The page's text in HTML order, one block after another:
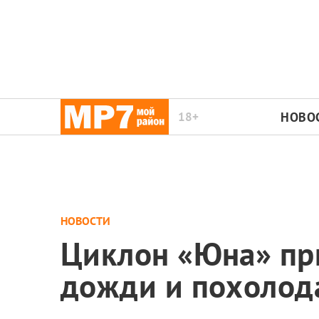
18+
НОВОСТИ
Циклон «Юна»
дожди и